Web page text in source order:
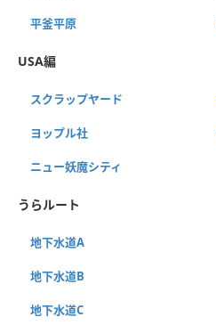
平釜平原
USA編
スクラップヤード
ヨップル社
ニュー妖魔シティ
うらルート
地下水道A
地下水道B
地下水道C